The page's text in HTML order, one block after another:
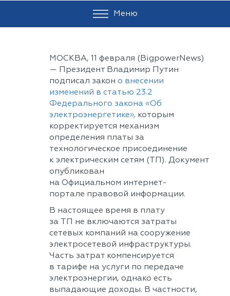
Меню
МОСКВА, 11 февраля (BigpowerNews)
— Президент Владимир Путин
подписал закон о внесении
изменений в статью 23.2
Федерального закона «Об
электроэнергетике», которым
корректируется механизм
определения платы за
технологическое присоединение
к электрическим сетям (ТП). Документ
опубликован
на Официальном интернет-
портале правовой информации.
В настоящее время в плату
за ТП не включаются затраты
сетевых компаний на сооружение
электросетевой инфраструктуры.
Часть затрат компенсируется
в тарифе на услуги по передаче
электроэнергии, однако есть
выпадающие доходы. В частности,